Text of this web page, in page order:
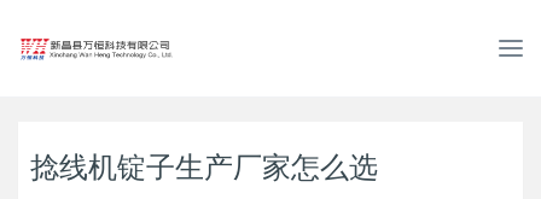
T
捻线机锭子生产厂家怎么选